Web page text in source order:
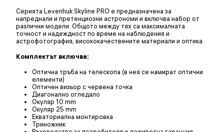
Серията Levenhuk Skyline PRO е предназначена за
напреднали и претенциозни астрономи и включва набор от
различни модели. Общото между тях са максималната
точност и надеждност по време на наблюдения и
астрофотография, висококачествените материали и оптика.
Комплектът включва:
Оптична тръба на телескопа (в нея се намират оптични
елементи)
Оптичен визьор с червена точка
Диагонално огледало
Окуляр 10 mm
Окуляр 25 mm
Екваториална монтировка
Триножник